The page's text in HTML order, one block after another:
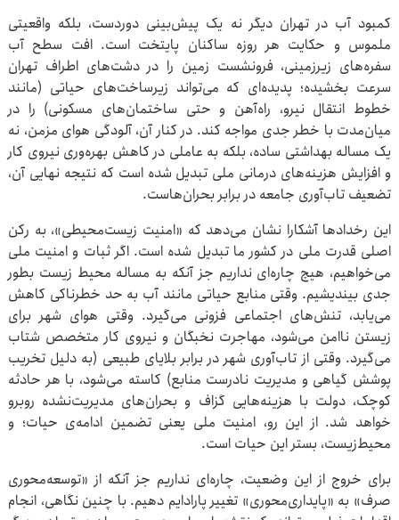
کمبود آب در تهران دیگر نه یک پیش‌بینی دوردست، بلکه واقعیتی
ملموس و حکایت هر روزه ساکنان پایتخت است. افت سطح آب
سفره‌های زیرزمینی، فرونشست زمین را در دشت‌های اطراف تهران
سرعت بخشیده؛ پدیده‌ای که می‌تواند زیرساخت‌های حیاتی (مانند
خطوط انتقال نیرو، راه‌آهن و حتی ساختمان‌های مسکونی) را در
میان‌مدت با خطر جدی مواجه کند. در کنار آن، آلودگی هوای مزمن، نه
یک مساله بهداشتی ساده، بلکه به عاملی در کاهش بهره‌وری نیروی کار
و افزایش هزینه‌های درمانی ملی تبدیل شده است که نتیجه نهایی آن،
تضعیف تاب‌آوری جامعه در برابر بحران‌هاست.
این رخدادها آشکارا نشان می‌دهد که «امنیت زیست‌محیطی»، به رکن
اصلی قدرت ملی در کشور ما تبدیل شده است. اگر ثبات و امنیت ملی
می‌خواهیم، هیچ چاره‌ای نداریم جز آنکه به مساله محیط زیست بطور
جدی بیندیشیم. وقتی منابع حیاتی مانند آب به حد خطرناکی کاهش
می‌یابد، تنش‌های اجتماعی فزونی می‌گیرد. وقتی هوای شهر برای
زیستن ناامن می‌شود، مهاجرت نخبگان و نیروی کار متخصص شتاب
می‌گیرد. وقتی از تاب‌آوری شهر در برابر بلایای طبیعی (به دلیل تخریب
پوشش گیاهی و مدیریت نادرست منابع) کاسته می‌شود، با هر حادثه
کوچک، دولت با هزینه‌هایی گزاف و بحران‌های مدیریت‌نشده روبرو
خواهد شد. از این رو، امنیت ملی یعنی تضمین ادامه‌ی حیات؛ و
محیط‌زیست، بستر این حیات است.
برای خروج از این وضعیت، چاره‌ای نداریم جز آنکه از «توسعه‌محوری
صرف» به «پایداری‌محوری» تغییر پارادایم دهیم. با چنین نگاهی، انجام